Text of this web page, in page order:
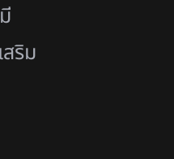
ริม